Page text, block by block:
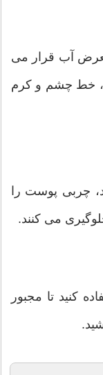
آب قرار می
خط چشم و کرم
چربی پوست را
می کنند.
کنید تا مجبور